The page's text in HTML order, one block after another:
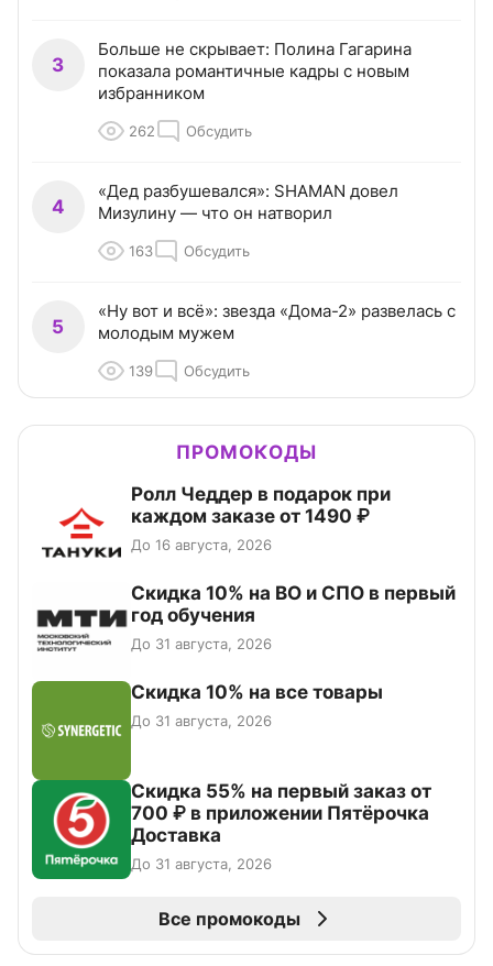
3
Больше не скрывает: Полина Гагарина
показала романтичные кадры с новым
избранником
262 Обсудить
4
«Дед разбушевался»: SHAMAN довел
Мизулину — что он натворил
163 Обсудить
5
«Ну вот и всё»: звезда «Дома-2» развелась с
молодым мужем
139 Обсудить
ПРОМОКОДЫ
Ролл Чеддер в подарок при
каждом заказе от 1490 ₽
До 16 августа, 2026
Скидка 10% на ВО и СПО в первый
год обучения
До 31 августа, 2026
Скидка 10% на все товары
До 31 августа, 2026
Скидка 55% на первый заказ от
700 ₽ в приложении Пятёрочка
Доставка
До 31 августа, 2026
Все промокоды